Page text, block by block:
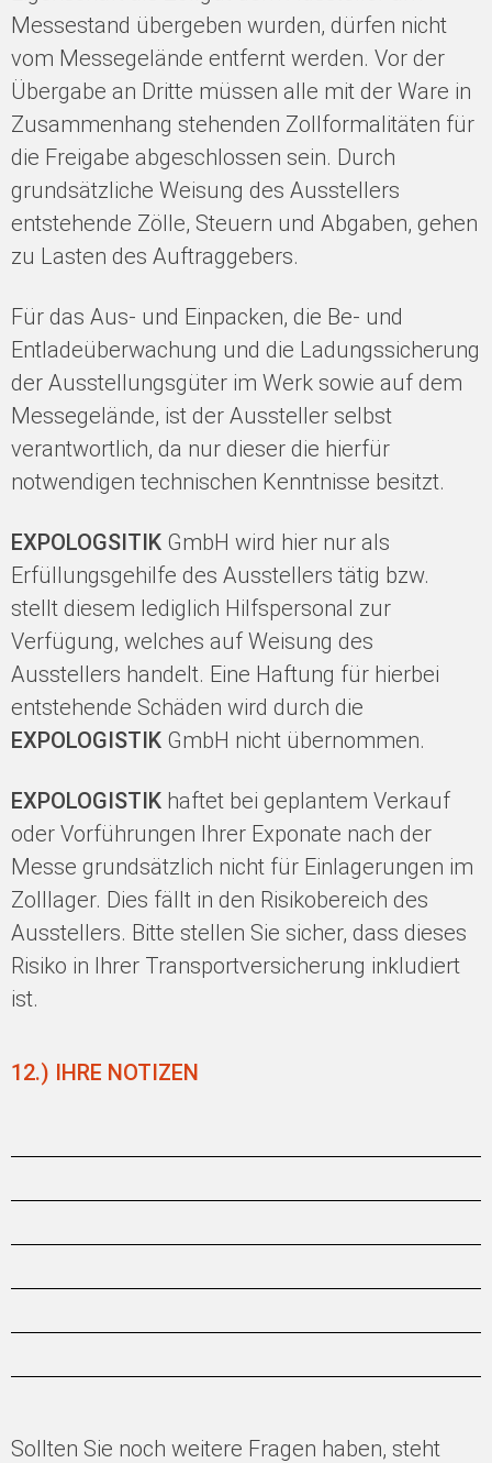
Messestand übergeben wurden, dürfen nicht
vom Messegelände entfernt werden. Vor der
Übergabe an Dritte müssen alle mit der Ware in
Zusammenhang stehenden Zollformalitäten für
die Freigabe abgeschlossen sein. Durch
grundsätzliche Weisung des Ausstellers
entstehende Zölle, Steuern und Abgaben, gehen
zu Lasten des Auftraggebers.
Für das Aus- und Einpacken, die Be- und
Entladeüberwachung und die Ladungssicherung
der Ausstellungsgüter im Werk sowie auf dem
Messegelände, ist der Aussteller selbst
verantwortlich, da nur dieser die hierfür
notwendigen technischen Kenntnisse besitzt.
EXPOLOGSITIK GmbH wird hier nur als
Erfüllungsgehilfe des Ausstellers tätig bzw.
stellt diesem lediglich Hilfspersonal zur
Verfügung, welches auf Weisung des
Ausstellers handelt. Eine Haftung für hierbei
entstehende Schäden wird durch die
EXPOLOGISTIK GmbH nicht übernommen.
EXPOLOGISTIK haftet bei geplantem Verkauf
oder Vorführungen Ihrer Exponate nach der
Messe grundsätzlich nicht für Einlagerungen im
Zolllager. Dies fällt in den Risikobereich des
Ausstellers. Bitte stellen Sie sicher, dass dieses
Risiko in Ihrer Transportversicherung inkludiert
ist.
12.) IHRE NOTIZEN
Sollten Sie noch weitere Fragen haben, steht